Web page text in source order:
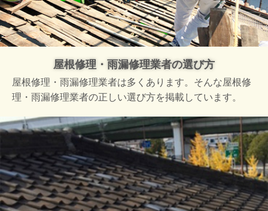
屋根修理・雨漏修理業者の選び方
屋根修理・雨漏修理業者は多くあります。そんな屋根修
理・雨漏修理業者の正しい選び方を掲載しています。